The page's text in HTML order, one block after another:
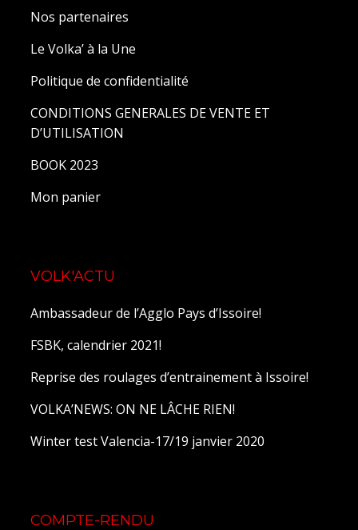
Nos partenaires
Le Volka’ à la Une
Politique de confidentialité
CONDITIONS GENERALES DE VENTE ET
D’UTILISATION
BOOK 2023
Mon panier
VOLK'ACTU
Ambassadeur de l’Agglo Pays d’Issoire!
FSBK, calendrier 2021!
Reprise des roulages d’entrainement à Issoire!
VOLKA’NEWS: ON NE LÂCHE RIEN!
Winter test Valencia-17/19 janvier 2020
COMPTE-RENDU